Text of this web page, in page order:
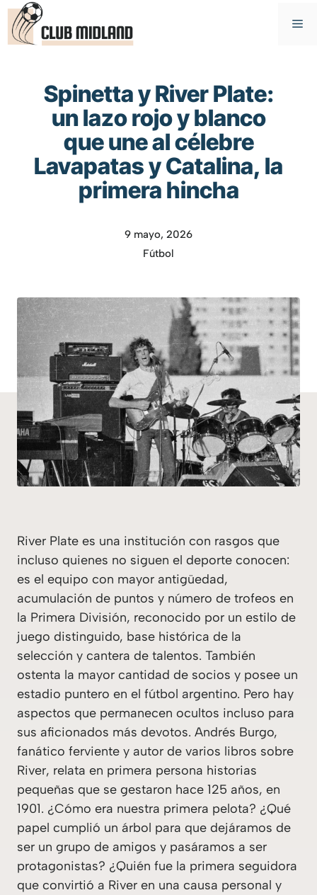
Saltar
contenido
Spinetta y River Plate:
un lazo rojo y blanco
que une al célebre
Lavapatas y Catalina, la
primera hincha
9 mayo, 2026
Fútbol
River Plate es una institución con rasgos que
incluso quienes no siguen el deporte conocen:
es el equipo con mayor antigüedad,
acumulación de puntos y número de trofeos en
la Primera División, reconocido por un estilo de
juego distinguido, base histórica de la
selección y cantera de talentos. También
ostenta la mayor cantidad de socios y posee un
estadio puntero en el fútbol argentino. Pero hay
aspectos que permanecen ocultos incluso para
sus aficionados más devotos. Andrés Burgo,
fanático ferviente y autor de varios libros sobre
River, relata en primera persona historias
pequeñas que se gestaron hace 125 años, en
1901. ¿Cómo era nuestra primera pelota? ¿Qué
papel cumplió un árbol para que dejáramos de
ser un grupo de amigos y pasáramos a ser
protagonistas? ¿Quién fue la primera seguidora
que convirtió a River en una causa personal y